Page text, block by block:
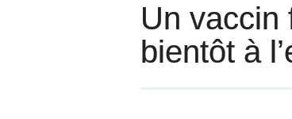
Un vaccin
bientôt à